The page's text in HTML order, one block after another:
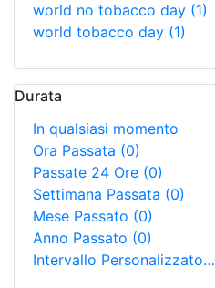
world no tobacco day (1)
world tobacco day (1)
Durata
In qualsiasi momento
Ora Passata (0)
Passate 24 Ore (0)
Settimana Passata (0)
Mese Passato (0)
Anno Passato (0)
Intervallo Personalizzato…